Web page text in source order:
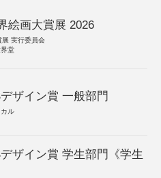
絵画大賞展 2026
展 実行委員会
堂
ザイン賞 一般部門
ル
ザイン賞 学生部門《学生